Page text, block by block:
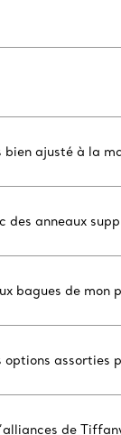
bien ajusté à la
des anneaux
bagues de mon
assorties
de